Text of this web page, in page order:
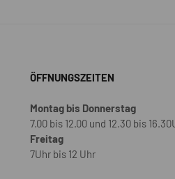
ÖFFNUNGSZEITEN
Montag bis Donnerstag
7.00 bis 12.00 und 12.30 bis
Freitag
7Uhr bis 12 Uhr